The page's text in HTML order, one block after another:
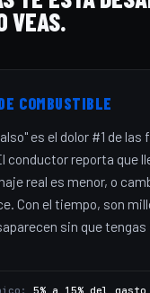
VEAS.
COMBUSTIBLE
es el dolor #1 de las
conductor reporta que
real es menor, o
Con el tiempo, son
sin que
5% a 15% del